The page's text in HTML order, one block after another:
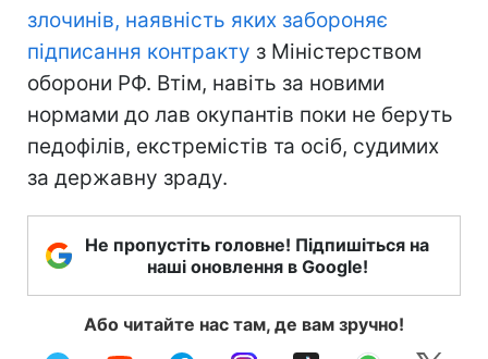
злочинів, наявність яких забороняє
підписання контракту з Міністерством
оборони РФ. Втім, навіть за новими
нормами до лав окупантів поки не беруть
педофілів, екстремістів та осіб, судимих
за державну зраду.
Не пропустіть головне! Підпишіться на
наші оновлення в Google!
Або читайте нас там, де вам зручно!